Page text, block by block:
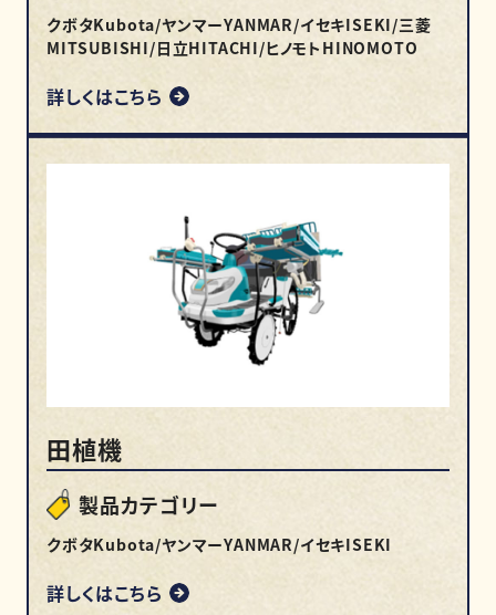
クボタKubota/ヤンマーYANMAR/イセキISEKI/三菱
MITSUBISHI/日立HITACHI/ヒノモトHINOMOTO
詳しくはこちら
田植機
製品カテゴリー
クボタKubota/ヤンマーYANMAR/イセキISEKI
詳しくはこちら